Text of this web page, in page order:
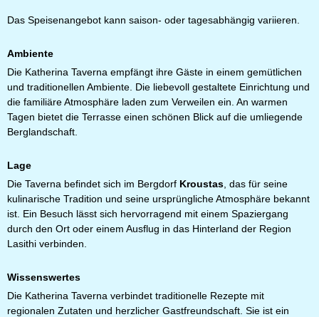
Das Speisenangebot kann saison- oder tagesabhängig variieren.
Ambiente
Die Katherina Taverna empfängt ihre Gäste in einem gemütlichen
und traditionellen Ambiente. Die liebevoll gestaltete Einrichtung und
die familiäre Atmosphäre laden zum Verweilen ein. An warmen
Tagen bietet die Terrasse einen schönen Blick auf die umliegende
Berglandschaft.
Lage
Die Taverna befindet sich im Bergdorf Kroustas , das für seine
kulinarische Tradition und seine ursprüngliche Atmosphäre bekannt
ist. Ein Besuch lässt sich hervorragend mit einem Spaziergang
durch den Ort oder einem Ausflug in das Hinterland der Region
Lasithi verbinden.
Wissenswertes
Die Katherina Taverna verbindet traditionelle Rezepte mit
regionalen Zutaten und herzlicher Gastfreundschaft. Sie ist ein